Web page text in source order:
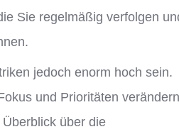
Sie regelmäßig verfolgen
jedoch enorm hoch sein.
und Prioritäten
über die